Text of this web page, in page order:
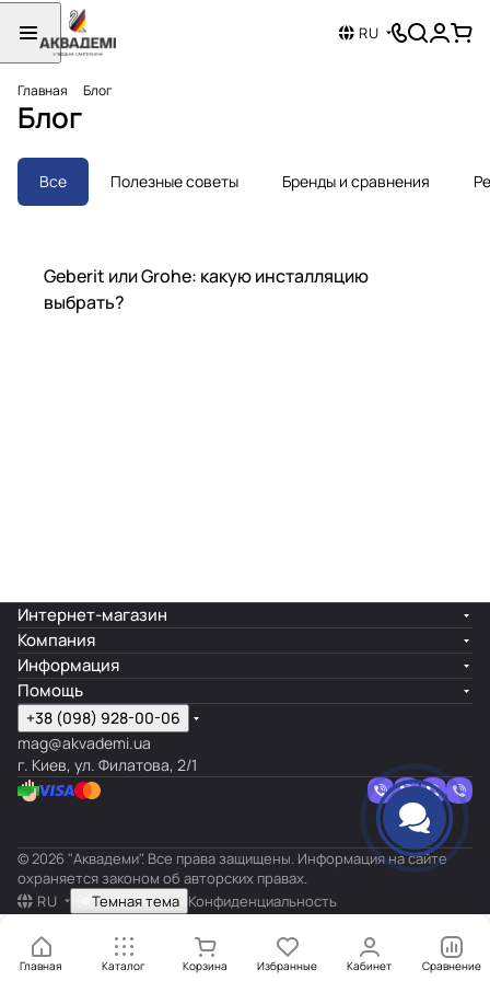
RU
Главная Блог
Блог
Все Полезные советы Бренды и сравнения
Бренды и сравнения
Geberit или Grohe: какую инсталляцию
выбрать?
Главная Каталог Корзина Избранные Кабинет Сравнение
Интернет-магазин
Компания
Информация
Помощь
+38 (098) 928-00-06
mag@akvademi.ua
г. Киев, ул. Филатова, 2/1
© 2026 "Аквадеми". Все права защищены. Информация на сайте
охраняется законом об авторских правах.
RU
Темная тема Конфиденциальность